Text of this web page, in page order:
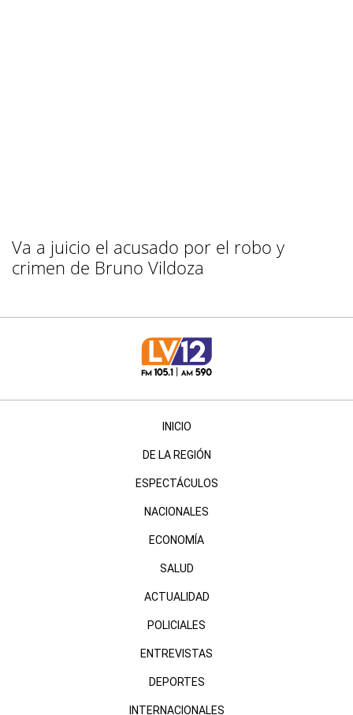
Va a juicio el acusado por el robo y
crimen de Bruno Vildoza
INICIO
DE LA REGIÓN
ESPECTÁCULOS
NACIONALES
ECONOMÍA
SALUD
ACTUALIDAD
POLICIALES
ENTREVISTAS
DEPORTES
INTERNACIONALES